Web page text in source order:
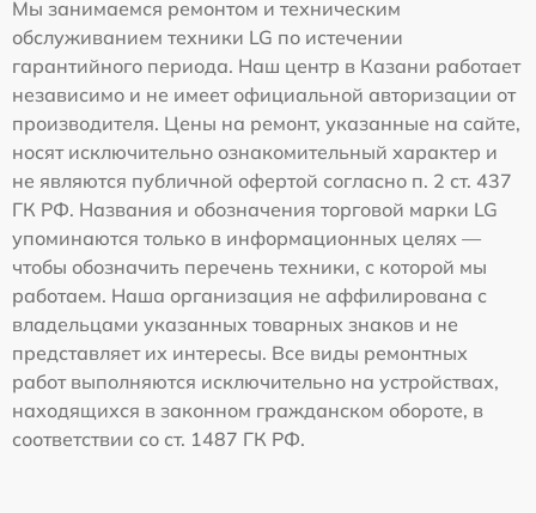
Мы занимаемся ремонтом и техническим
обслуживанием техники LG по истечении
гарантийного периода. Наш центр в Казани работает
независимо и не имеет официальной авторизации от
производителя. Цены на ремонт, указанные на сайте,
носят исключительно ознакомительный характер и
не являются публичной офертой согласно п. 2 ст. 437
ГК РФ. Названия и обозначения торговой марки LG
упоминаются только в информационных целях —
чтобы обозначить перечень техники, с которой мы
работаем. Наша организация не аффилирована с
владельцами указанных товарных знаков и не
представляет их интересы. Все виды ремонтных
работ выполняются исключительно на устройствах,
находящихся в законном гражданском обороте, в
соответствии со ст. 1487 ГК РФ.